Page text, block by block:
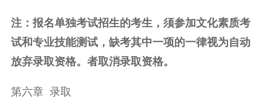
注：报名单独考试招生的考生，须参加文化素质考
试和专业技能测试，缺考其中一项的一律视为自动
放弃录取资格。者取消录取资格。
第六章 录取